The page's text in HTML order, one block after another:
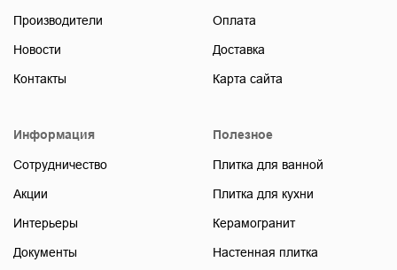
Производители
Новости
Контакты
Оплата
Доставка
Карта сайта
Информация
Сотрудничество
Акции
Интерьеры
Документы
Полезное
Плитка для ванной
Плитка для кухни
Керамогранит
Настенная плитка